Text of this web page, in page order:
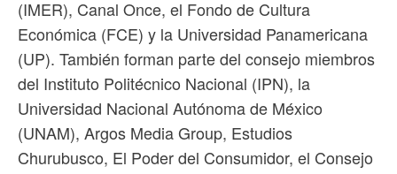
(IMER), Canal Once, el Fondo de Cultura
Económica (FCE) y la Universidad Panamericana
(UP). También forman parte del consejo miembros
del Instituto Politécnico Nacional (IPN), la
Universidad Nacional Autónoma de México
(UNAM), Argos Media Group, Estudios
Churubusco, El Poder del Consumidor, el Consejo